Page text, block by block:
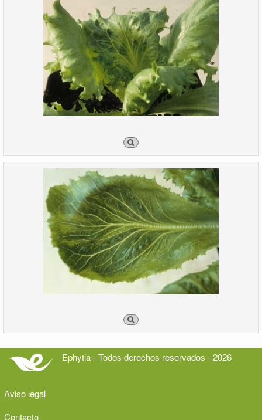
Ephytia - Todos derechos reservados - 2026
Aviso legal
Contacto